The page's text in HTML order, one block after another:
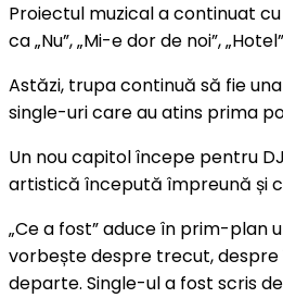
Proiectul muzical a continuat
ca „Nu”, „Mi-e dor de noi”,
Astăzi, trupa continuă să fie
single-uri care au atins prima
Un nou capitol începe pentru
artistică începută împreună și
„Ce a fost” aduce în prim-plan
vorbește despre trecut,
departe. Single-ul a fost scris